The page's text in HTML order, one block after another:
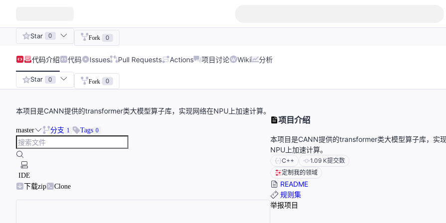
Star 0 Fork 0
代码介绍 代码 Issues Pull Requests Actions 项目讨论 Wiki 分析
Star 0 Fork 0
本项目是CANN提供的transformer类大模型算子库，实现网络在NPU上加速计算。
master 分支 1 Tags 0
IDE
下载zip
Clone
项目介绍
本项目是CANN提供的transformer类大模型算子库，实
NPU上加速计算。
C++ 1.09 K提交数
定制我的领域
README
规则集
举报项目